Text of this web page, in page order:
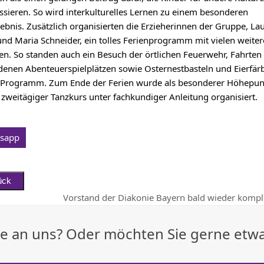
So wird interkulturelles Lernen zu einem besonderen
Zusätzlich organisierten die Erzieherinnen der Gruppe,
Maria Schneider, ein tolles Ferienprogramm mit vielen
So standen auch ein Besuch der örtlichen Feuerwehr, Fahrten
Abenteuerspielplätzen sowie Osternestbasteln und
Zum Ende der Ferien wurde als besonderer
Tanzkurs unter fachkundiger Anleitung organisiert.
Nächster
Vorstand der Diakonie Bayern bald wieder
an uns? Oder möchten Sie gerne